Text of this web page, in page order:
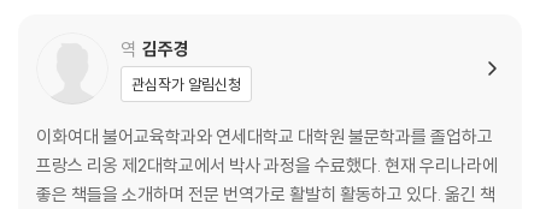
역 김주경
관심작가 알림신청
이화여대 불어교육학과와 연세대학교 대학원 불문학과를 졸업하고
프랑스 리옹 제2대학교에서 박사 과정을 수료했다. 현재 우리나라에
좋은 책들을 소개하며 전문 번역가로 활발히 활동하고 있다. 옮긴 책